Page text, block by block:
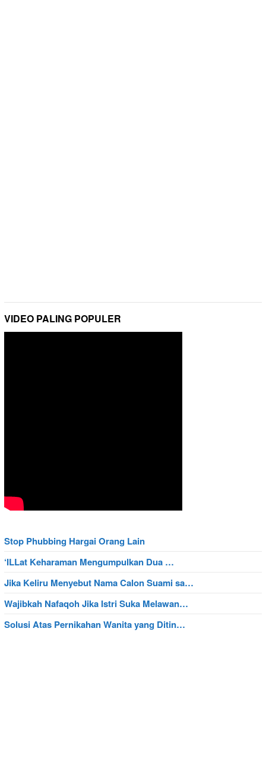
VIDEO PALING POPULER
Stop Phubbing Hargai Orang Lain
‘ILLat Keharaman Mengumpulkan Dua …
Jika Keliru Menyebut Nama Calon Suami sa…
Wajibkah Nafaqoh Jika Istri Suka Melawan…
Solusi Atas Pernikahan Wanita yang Ditin…